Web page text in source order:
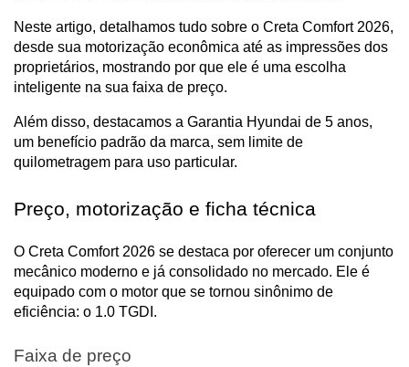
Neste artigo, detalhamos tudo sobre o Creta Comfort 2026,
desde sua motorização econômica até as impressões dos
proprietários, mostrando por que ele é uma escolha
inteligente na sua faixa de preço.
Além disso, destacamos a Garantia Hyundai de 5 anos,
um benefício padrão da marca, sem limite de
quilometragem para uso particular.
Preço, motorização e ficha técnica
O Creta Comfort 2026 se destaca por oferecer um conjunto
mecânico moderno e já consolidado no mercado. Ele é
equipado com o motor que se tornou sinônimo de
eficiência: o 1.0 TGDI.
Faixa de preço